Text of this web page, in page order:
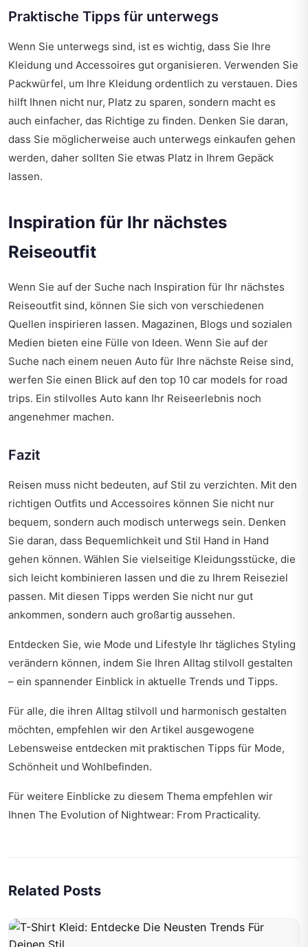
Praktische Tipps für unterwegs
Wenn Sie unterwegs sind, ist es wichtig, dass Sie Ihre
Kleidung und Accessoires gut organisieren. Verwenden Sie
Packwürfel, um Ihre Kleidung ordentlich zu verstauen. Dies
hilft Ihnen nicht nur, Platz zu sparen, sondern macht es
auch einfacher, das Richtige zu finden. Denken Sie daran,
dass Sie möglicherweise auch unterwegs einkaufen gehen
werden, daher sollten Sie etwas Platz in Ihrem Gepäck
lassen.
Inspiration für Ihr nächstes
Reiseoutfit
Wenn Sie auf der Suche nach Inspiration für Ihr nächstes
Reiseoutfit sind, können Sie sich von verschiedenen
Quellen inspirieren lassen. Magazinen, Blogs und sozialen
Medien bieten eine Fülle von Ideen. Wenn Sie auf der
Suche nach einem neuen Auto für Ihre nächste Reise sind,
werfen Sie einen Blick auf den top 10 car models for road
trips. Ein stilvolles Auto kann Ihr Reiseerlebnis noch
angenehmer machen.
Fazit
Reisen muss nicht bedeuten, auf Stil zu verzichten. Mit den
richtigen Outfits und Accessoires können Sie nicht nur
bequem, sondern auch modisch unterwegs sein. Denken
Sie daran, dass Bequemlichkeit und Stil Hand in Hand
gehen können. Wählen Sie vielseitige Kleidungsstücke, die
sich leicht kombinieren lassen und die zu Ihrem Reiseziel
passen. Mit diesen Tipps werden Sie nicht nur gut
ankommen, sondern auch großartig aussehen.
Entdecken Sie, wie Mode und Lifestyle Ihr tägliches Styling
verändern können, indem Sie Ihren Alltag stilvoll gestalten
– ein spannender Einblick in aktuelle Trends und Tipps.
Für alle, die ihren Alltag stilvoll und harmonisch gestalten
möchten, empfehlen wir den Artikel ausgewogene
Lebensweise entdecken mit praktischen Tipps für Mode,
Schönheit und Wohlbefinden.
Für weitere Einblicke zu diesem Thema empfehlen wir
Ihnen The Evolution of Nightwear: From Practicality.
Related Posts